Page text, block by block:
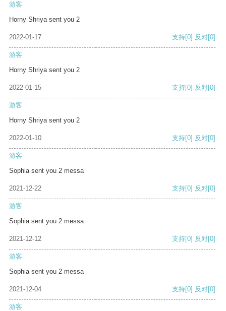
游客
Horny Shriya sent you 2
2022-01-17 支持[0] 反对[0]
游客
Horny Shriya sent you 2
2022-01-15 支持[0] 反对[0]
游客
Horny Shriya sent you 2
2022-01-10 支持[0] 反对[0]
游客
Sophia sent you 2 messa
2021-12-22 支持[0] 反对[0]
游客
Sophia sent you 2 messa
2021-12-12 支持[0] 反对[0]
游客
Sophia sent you 2 messa
2021-12-04 支持[0] 反对[0]
游客